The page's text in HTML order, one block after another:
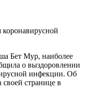
Бет Мур, наиболее
о выздоровлении
инфекции. Об
своей странице в